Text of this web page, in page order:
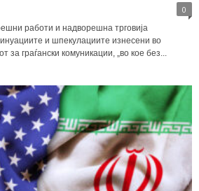
0
работи и надворешна трговија
и шпекулациите изнесени во
граѓански комуникации, „во кое без...